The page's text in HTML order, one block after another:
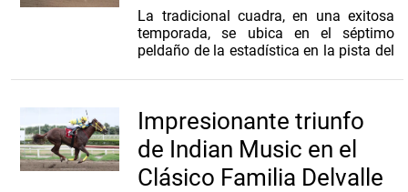
La tradicional cuadra, en una exitosa
temporada, se ubica en el séptimo
peldaño de la estadística en la pista del
Impresionante triunfo
de Indian Music en el
Clásico Familia Delvalle